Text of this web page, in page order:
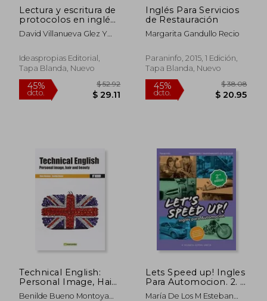
Lectura y escritura de
protocolos en inglés
de apoyo a la
atención telefónica
emergencias 112:
Comprensión y
planes operativos
(Seguridad y medio
David Villanueva Glez Y
Alejandra I. Souto Moure
Ideaspropias Editorial,
Tapa Blanda, Nuevo
Inglés Para Servicios
de Restauración
Margarita Gandullo Recio
Paraninfo, 2015, 1 Edición,
Tapa Blanda, Nuevo
Technical English:
Personal Image, Hair
and Beauty
Benilde Bueno Montoya
Lets Speed up! Ingles
Para Automocion. 2. ª
Edicion
María De Los M Esteban